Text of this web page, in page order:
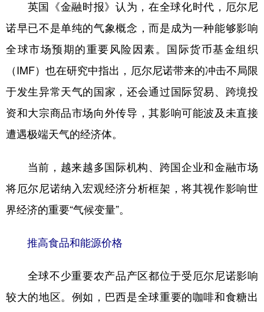
英国《金融时报》认为，在全球化时代，厄尔尼
诺早已不是单纯的气象概念，而是成为一种能够影响
全球市场预期的重要风险因素。国际货币基金组织
（IMF）也在研究中指出，厄尔尼诺带来的冲击不局限
于发生异常天气的国家，还会通过国际贸易、跨境投
资和大宗商品市场向外传导，其影响可能波及未直接
遭遇极端天气的经济体。
当前，越来越多国际机构、跨国企业和金融市场
将厄尔尼诺纳入宏观经济分析框架，将其视作影响世
界经济的重要“气候变量”。
推高食品和能源价格
全球不少重要农产品产区都位于受厄尔尼诺影响
较大的地区。例如，巴西是全球重要的咖啡和食糖出